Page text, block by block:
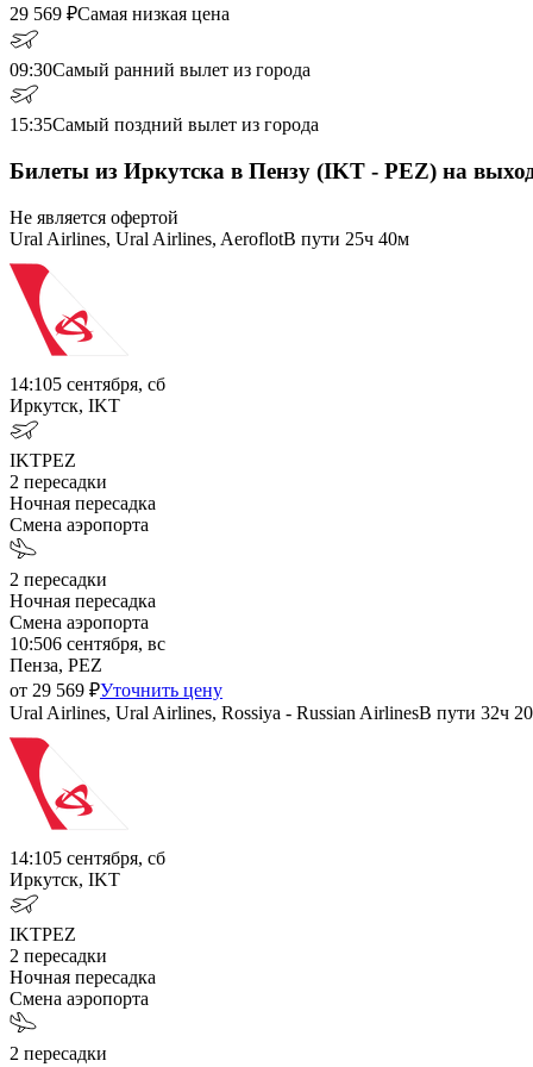
29 569 ₽Самая низкая цена
09:30Самый ранний вылет из города
15:35Самый поздний вылет из города
Билеты из Иркутска в Пензу (IKT - PEZ) на
Не является офертой
Ural Airlines, Ural Airlines, AeroflotВ пути 25ч 40м
14:105 сентября, сб
Иркутск, IKT
IKTPEZ
2 пересадки
Ночная пересадка
Смена аэропорта
2 пересадки
Ночная пересадка
Смена аэропорта
10:506 сентября, вс
Пенза, PEZ
от 29 569 ₽Уточнить цену
Ural Airlines, Ural Airlines, Rossiya - Russian AirlinesВ пути 32ч
14:105 сентября, сб
Иркутск, IKT
IKTPEZ
2 пересадки
Ночная пересадка
Смена аэропорта
2 пересадки